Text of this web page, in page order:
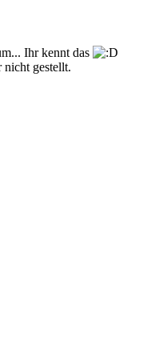
Ihr kennt das
nicht gestellt.